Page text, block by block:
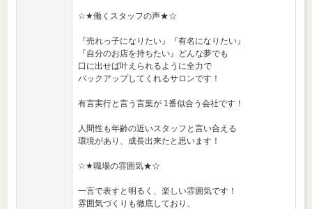
☆★働くスタッフの声★☆
『売れっ子になりたい』『有名になりたい』
『自分のお店を持ちたい』どんな夢でも
口に出せば叶えられるように全力で
バックアップしてくれるサロンです！
有言実行と言う言葉が 1番似合う会社です！
人間性も年齢の近いスタッフと言い合える
環境があり、成長出来たと思います！
☆★職場の雰囲気★☆
一言で表すと明るく、楽しい雰囲気です！
雰囲気づくりも徹底しており、